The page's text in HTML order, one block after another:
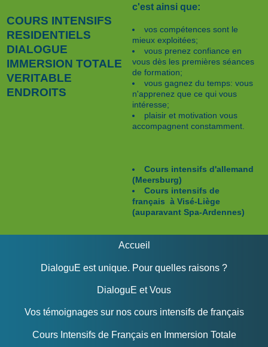
COURS INTENSIFS
RESIDENTIELS
DIALOGUE
IMMERSION TOTALE
VERITABLE
ENDROITS
c'est ainsi que:
vos compétences sont le
mieux exploitées;
vous prenez confiance en
vous dès les premières séances
de formation;
vous gagnez du temps: vous
n'apprenez que ce qui vous
intéresse;
plaisir et motivation vous
accompagnent constamment.
Cours intensifs d'allemand
(Meersburg)
Cours intensifs de
français à Visé-Liège
(auparavant Spa-Ardennes)
Accueil
DialoguE est unique. Pour quelles raisons ?
DialoguE et Vous
Vos témoignages sur nos cours intensifs de français
Cours Intensifs de Français en Immersion Totale